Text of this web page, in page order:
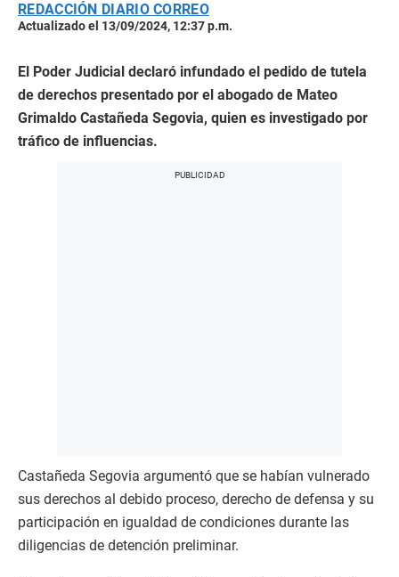
REDACCIÓN DIARIO CORREO
Actualizado el 13/09/2024, 12:37 p.m.
El Poder Judicial declaró infundado el pedido de tutela
de derechos presentado por el abogado de Mateo
Grimaldo Castañeda Segovia, quien es investigado por
tráfico de influencias.
Castañeda Segovia argumentó que se habían vulnerado
sus derechos al debido proceso, derecho de defensa y su
participación en igualdad de condiciones durante las
diligencias de detención preliminar.